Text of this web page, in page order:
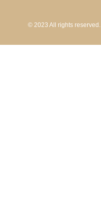
© 2023 All rights reserved.